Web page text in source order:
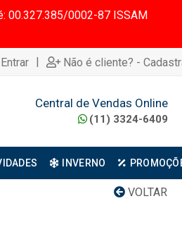
00.327.385/0002-87 ISSAM
| Não é cliente? -
Central de Vendas Online
(11) 3324-6409
INVERNO
VOLTAR